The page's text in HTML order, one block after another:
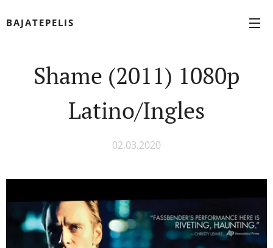
BAJATEPELIS
Shame (2011) 1080p
Latino/Ingles
02.03.2020